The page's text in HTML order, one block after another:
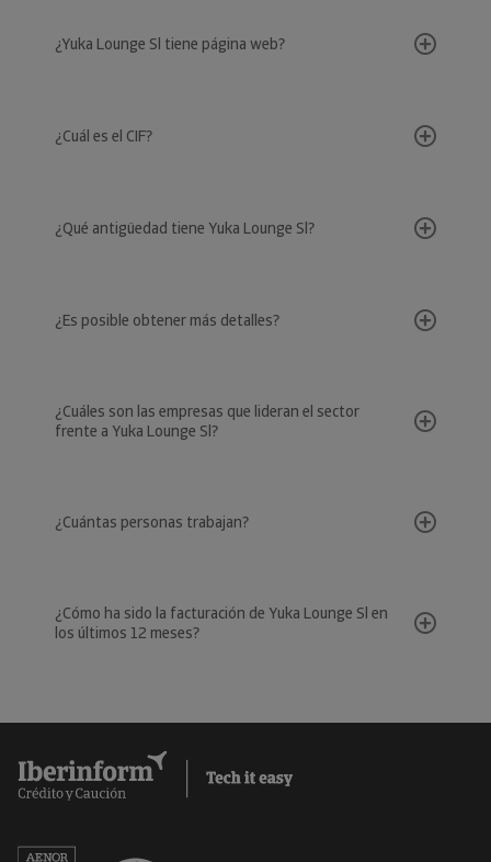
¿Yuka Lounge Sl tiene página web?
¿Cuál es el CIF?
¿Qué antigüedad tiene Yuka Lounge Sl?
¿Es posible obtener más detalles?
¿Cuáles son las empresas que lideran el sector
frente a Yuka Lounge Sl?
¿Cuántas personas trabajan?
¿Cómo ha sido la facturación de Yuka Lounge Sl en
los últimos 12 meses?